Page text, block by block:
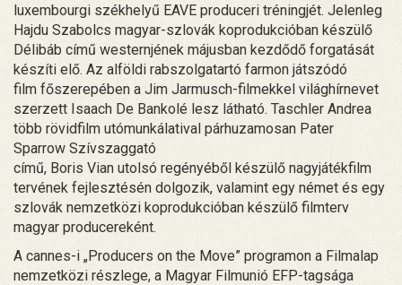
luxembourgi székhelyű EAVE produceri tréningjét. Jelenleg
Hajdu Szabolcs magyar-szlovák koprodukcióban készülő
Délibáb című westernjének májusban kezdődő forgatását
készíti elő. Az alföldi rabszolgatartó farmon játszódó
film főszerepében a Jim Jarmusch-filmekkel világhírnevet
szerzett Isaach De Bankolé lesz látható. Taschler Andrea
több rövidfilm utómunkálatival párhuzamosan Pater
Sparrow Szívszaggató
című, Boris Vian utolsó regényéből készülő nagyjátékfilm
tervének fejlesztésén dolgozik, valamint egy német és egy
szlovák nemzetközi koprodukcióban készülő filmterv
magyar producereként.
A cannes-i „Producers on the Move” programon a Filmalap
nemzetközi részlege, a Magyar Filmunió EFP-tagsága